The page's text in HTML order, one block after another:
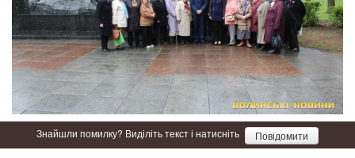
Знайшли помилку? Виділіть текст і натисніть Повідомити